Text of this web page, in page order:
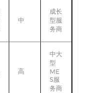
中
成长
型服
务商
高
中大
型
ME
S服
务商